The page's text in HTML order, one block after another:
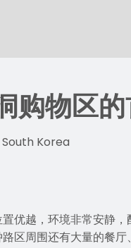
购物区
Korea
优越，环境非常安静
区周围还有大量的餐厅